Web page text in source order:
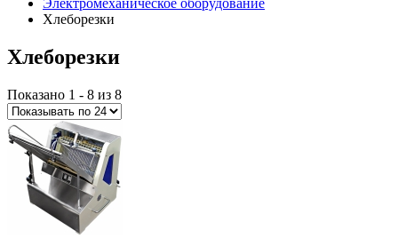
Электромеханическое оборудование
Хлеборезки
Хлеборезки
Показано 1 - 8 из 8